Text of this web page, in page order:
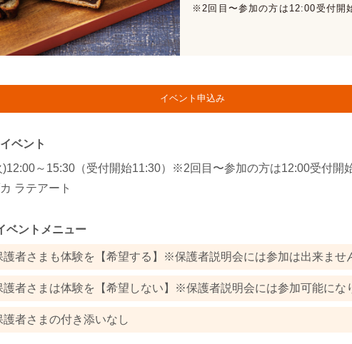
※2回目〜参加の方は12:00受付開
イベント申込み
ベント
)12:00～15:30（受付開始11:30）※2回目〜参加の方は12:00受付開
ラテアート
ベントメニュー
護者さまも体験を【希望する】※保護者説明会には参加は出来ませ
護者さまは体験を【希望しない】※保護者説明会には参加可能にな
護者さまの付き添いなし